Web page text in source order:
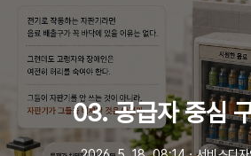
03. 공급자 중심